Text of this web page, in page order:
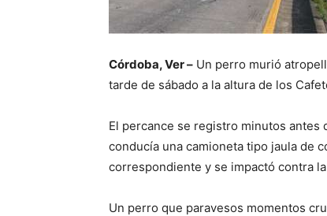
Córdoba, Ver – Un perro murió
tarde de sábado a la altura de los
El percance se registro minutos antes
conducía una camioneta tipo jaula de
correspondiente y se impactó contra
Un perro que paravesos momentos